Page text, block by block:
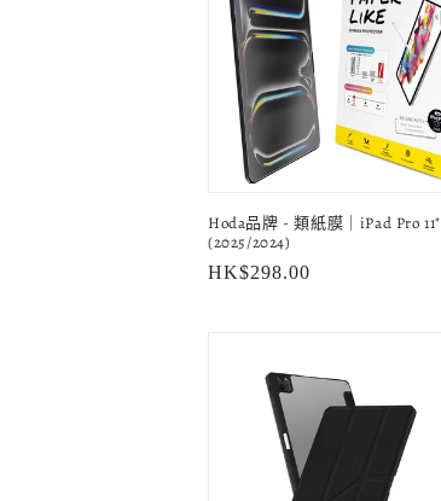
Hoda品牌 - 類紙膜｜iPad Pro 11"
(2025/2024)
定
HK$298.00